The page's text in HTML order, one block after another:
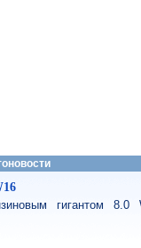
гигантом 8.0